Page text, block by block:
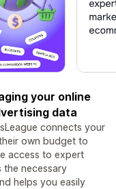
your online
data
connects your
own budget to
access to expert
the necessary
helps you easily